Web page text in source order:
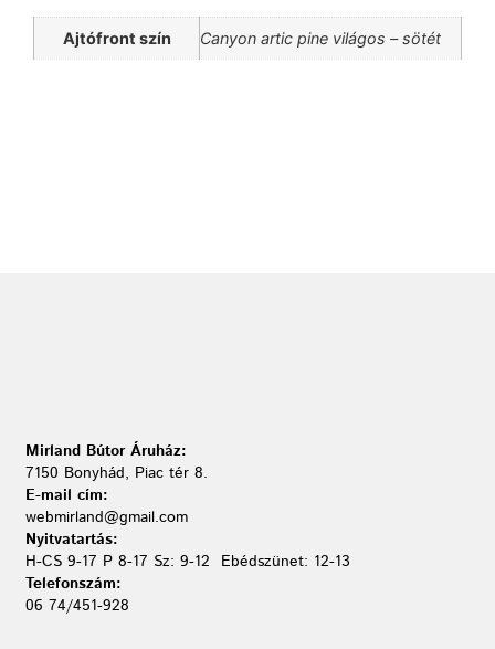
Ajtófront szín Canyon artic pine világos – sötét
Mirland Bútor Áruház:
7150 Bonyhád, Piac tér 8.
E-mail cím:
webmirland@gmail.com
Nyitvatartás:
H-CS 9-17 P 8-17 Sz: 9-12 Ebédszünet: 12-13
Telefonszám:
06 74/451-928